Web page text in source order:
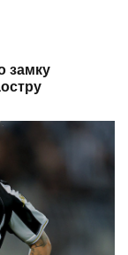
замку